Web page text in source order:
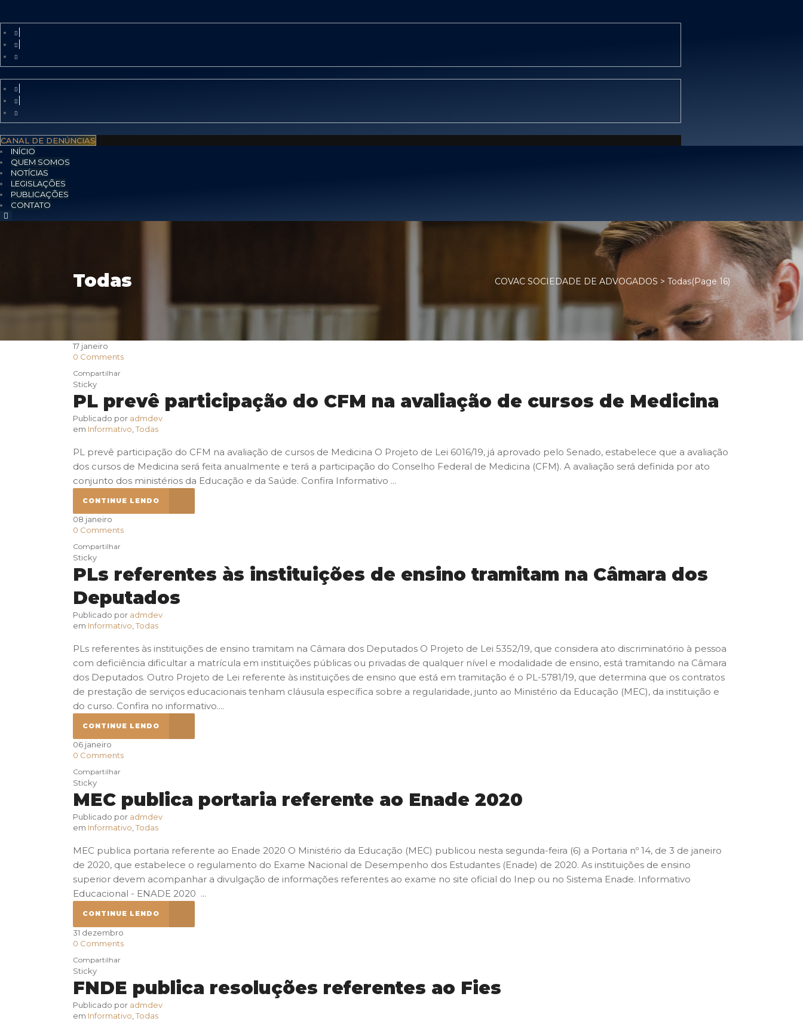
CANAL DE DENÚNCIAS
INÍCIO
QUEM SOMOS
NOTÍCIAS
LEGISLAÇÕES
PUBLICAÇÕES
CONTATO
Todas COVAC SOCIEDADE DE ADVOGADOS > Todas(Page 16)
17 janeiro
0 Comments
Compartilhar
Sticky
PL prevê participação do CFM na avaliação de cursos de Medicina
Publicado por admdev
em Informativo Todas
PL prevê participação do CFM na avaliação de cursos de Medicina O Projeto de Lei 6016/19, já aprovado pelo Senado, estabelece que a avaliação
dos cursos de Medicina será feita anualmente e terá a participação do Conselho Federal de Medicina (CFM). A avaliação será definida por ato
conjunto dos ministérios da Educação e da Saúde. Confira Informativo ...
CONTINUE LENDO
08 janeiro
0 Comments
Compartilhar
Sticky
PLs referentes às instituições de ensino tramitam na Câmara dos
Deputados
Publicado por admdev
em Informativo Todas
PLs referentes às instituições de ensino tramitam na Câmara dos Deputados O Projeto de Lei 5352/19, que considera ato discriminatório à pessoa
com deficiência dificultar a matrícula em instituições públicas ou privadas de qualquer nível e modalidade de ensino, está tramitando na Câmara
dos Deputados. Outro Projeto de Lei referente às instituições de ensino que está em tramitação é o PL-5781/19, que determina que os contratos
de prestação de serviços educacionais tenham cláusula específica sobre a regularidade, junto ao Ministério da Educação (MEC), da instituição e
do curso. Confira no informativo....
CONTINUE LENDO
06 janeiro
0 Comments
Compartilhar
Sticky
MEC publica portaria referente ao Enade 2020
Publicado por admdev
em Informativo,Todas
MEC publica portaria referente ao Enade 2020 O Ministério da Educação (MEC) publicou nesta segunda-feira (6) a Portaria nº 14, de 3 de janeiro
de 2020, que estabelece o regulamento do Exame Nacional de Desempenho dos Estudantes (Enade) de 2020. As instituições de ensino
superior devem acompanhar a divulgação de informações referentes ao exame no site oficial do Inep ou no Sistema Enade. Informativo
Educacional - ENADE 2020 ...
CONTINUE LENDO
31 dezembro
0 Comments
Compartilhar
Sticky
FNDE publica resoluções referentes ao Fies
Publicado por admdev
em Informativo Todas